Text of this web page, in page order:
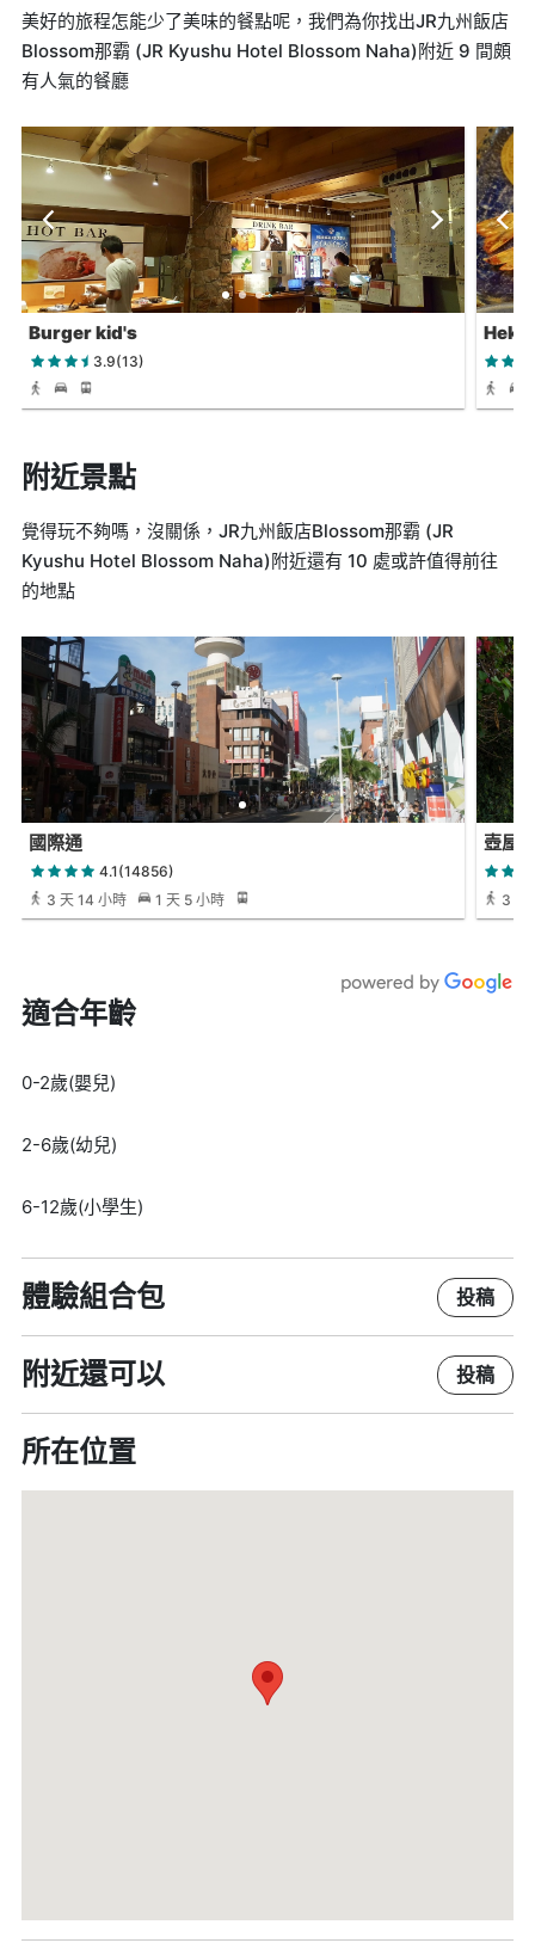
美好的旅程怎能少了美味的餐點呢，我們為你找出JR九州飯店
Blossom那霸 (JR Kyushu Hotel Blossom Naha)附近 9 間頗
有人氣的餐廳
Burger kid's
3.9(13)
Heki
附近景點
覺得玩不夠嗎，沒關係，JR九州飯店Blossom那霸 (JR
Kyushu Hotel Blossom Naha)附近還有 10 處或許值得前往
的地點
國際通
4.1(14856)
3 天 14 小時
1 天 5 小時
壺屋
3 天
適合年齡
0-2歲(嬰兒)
2-6歲(幼兒)
6-12歲(小學生)
體驗組合包 投稿
附近還可以 投稿
所在位置